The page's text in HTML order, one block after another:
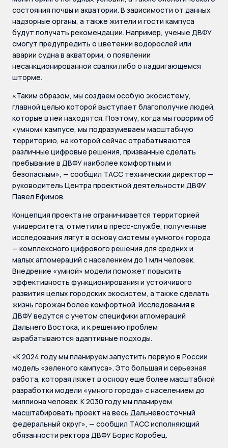
состояния почвы и акватории. В зависимости от данных
надзорные органы, а также жители и гости кампуса
будут получать рекомендации. Например, ученые ДВФУ
смогут предупредить о цветении водорослей или
аварии судна в акватории, о появлении
несанкционированной свалки либо о надвигающемся
шторме.
«Таким образом, мы создаем особую экосистему,
главной целью которой выступает благополучие людей,
которые в ней находятся. Поэтому, когда мы говорим об
«умном» кампусе, мы подразумеваем масштабную
территорию, на которой сейчас отрабатываются
различные цифровые решения, призванные сделать
пребывание в ДВФУ наиболее комфортным и
безопасным», — сообщил ТАСС технический директор —
руководитель Центра проектной деятельности ДВФУ
Павел Ефимов.
Концепция проекта не ограничивается территорией
университета, отметили в пресс-службе, полученные
исследования лягут в основу системы «умного» города
— комплексного цифрового решения для средних и
малых агломераций с населением до 1 млн человек.
Внедрение «умной» модели поможет повысить
эффективность функционирования и устойчивого
развития целых городских экосистем, а также сделать
жизнь горожан более комфортной. Исследования в
ДВФУ ведутся с учетом специфики агломераций
Дальнего Востока, и к решению проблем
вырабатываются адаптивные подходы.
«К 2024 году мы планируем запустить первую в России
модель «зеленого кампуса». Это большая и серьезная
работа, которая ляжет в основу еще более масштабной
разработки модели «умного города» с населением до
миллиона человек. К 2030 году мы планируем
масштабировать проект на весь Дальневосточный
федеральный округ», — сообщил ТАСС исполняющий
обязанности ректора ДВФУ Борис Коробец.